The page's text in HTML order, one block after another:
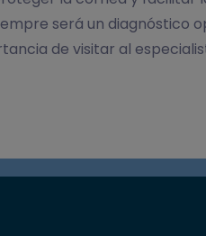
será un diagnóstico
de visitar al